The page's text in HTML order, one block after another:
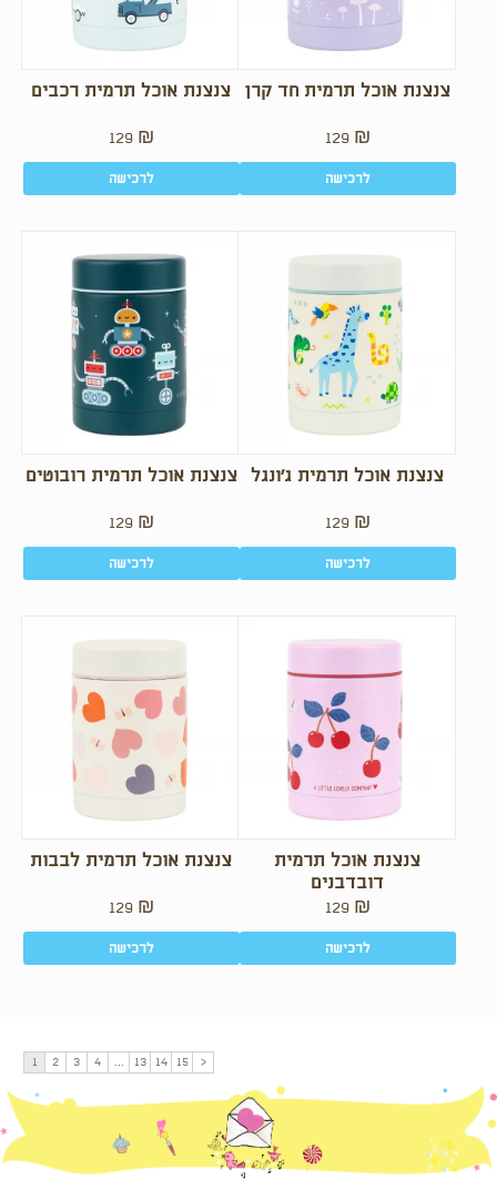
צנצנת אוכל תרמית רכבים
129 ₪
לרכישה
צנצנת אוכל תרמית חד קרן
129 ₪
לרכישה
צנצנת אוכל תרמית רובוטים
129 ₪
לרכישה
צנצנת אוכל תרמית ג’ונגל
129 ₪
לרכישה
צנצנת אוכל תרמית לבבות
129 ₪
לרכישה
צנצנת אוכל תרמית
דובדבנים
129 ₪
לרכישה
1 2 3 4 … 13 14 15 <